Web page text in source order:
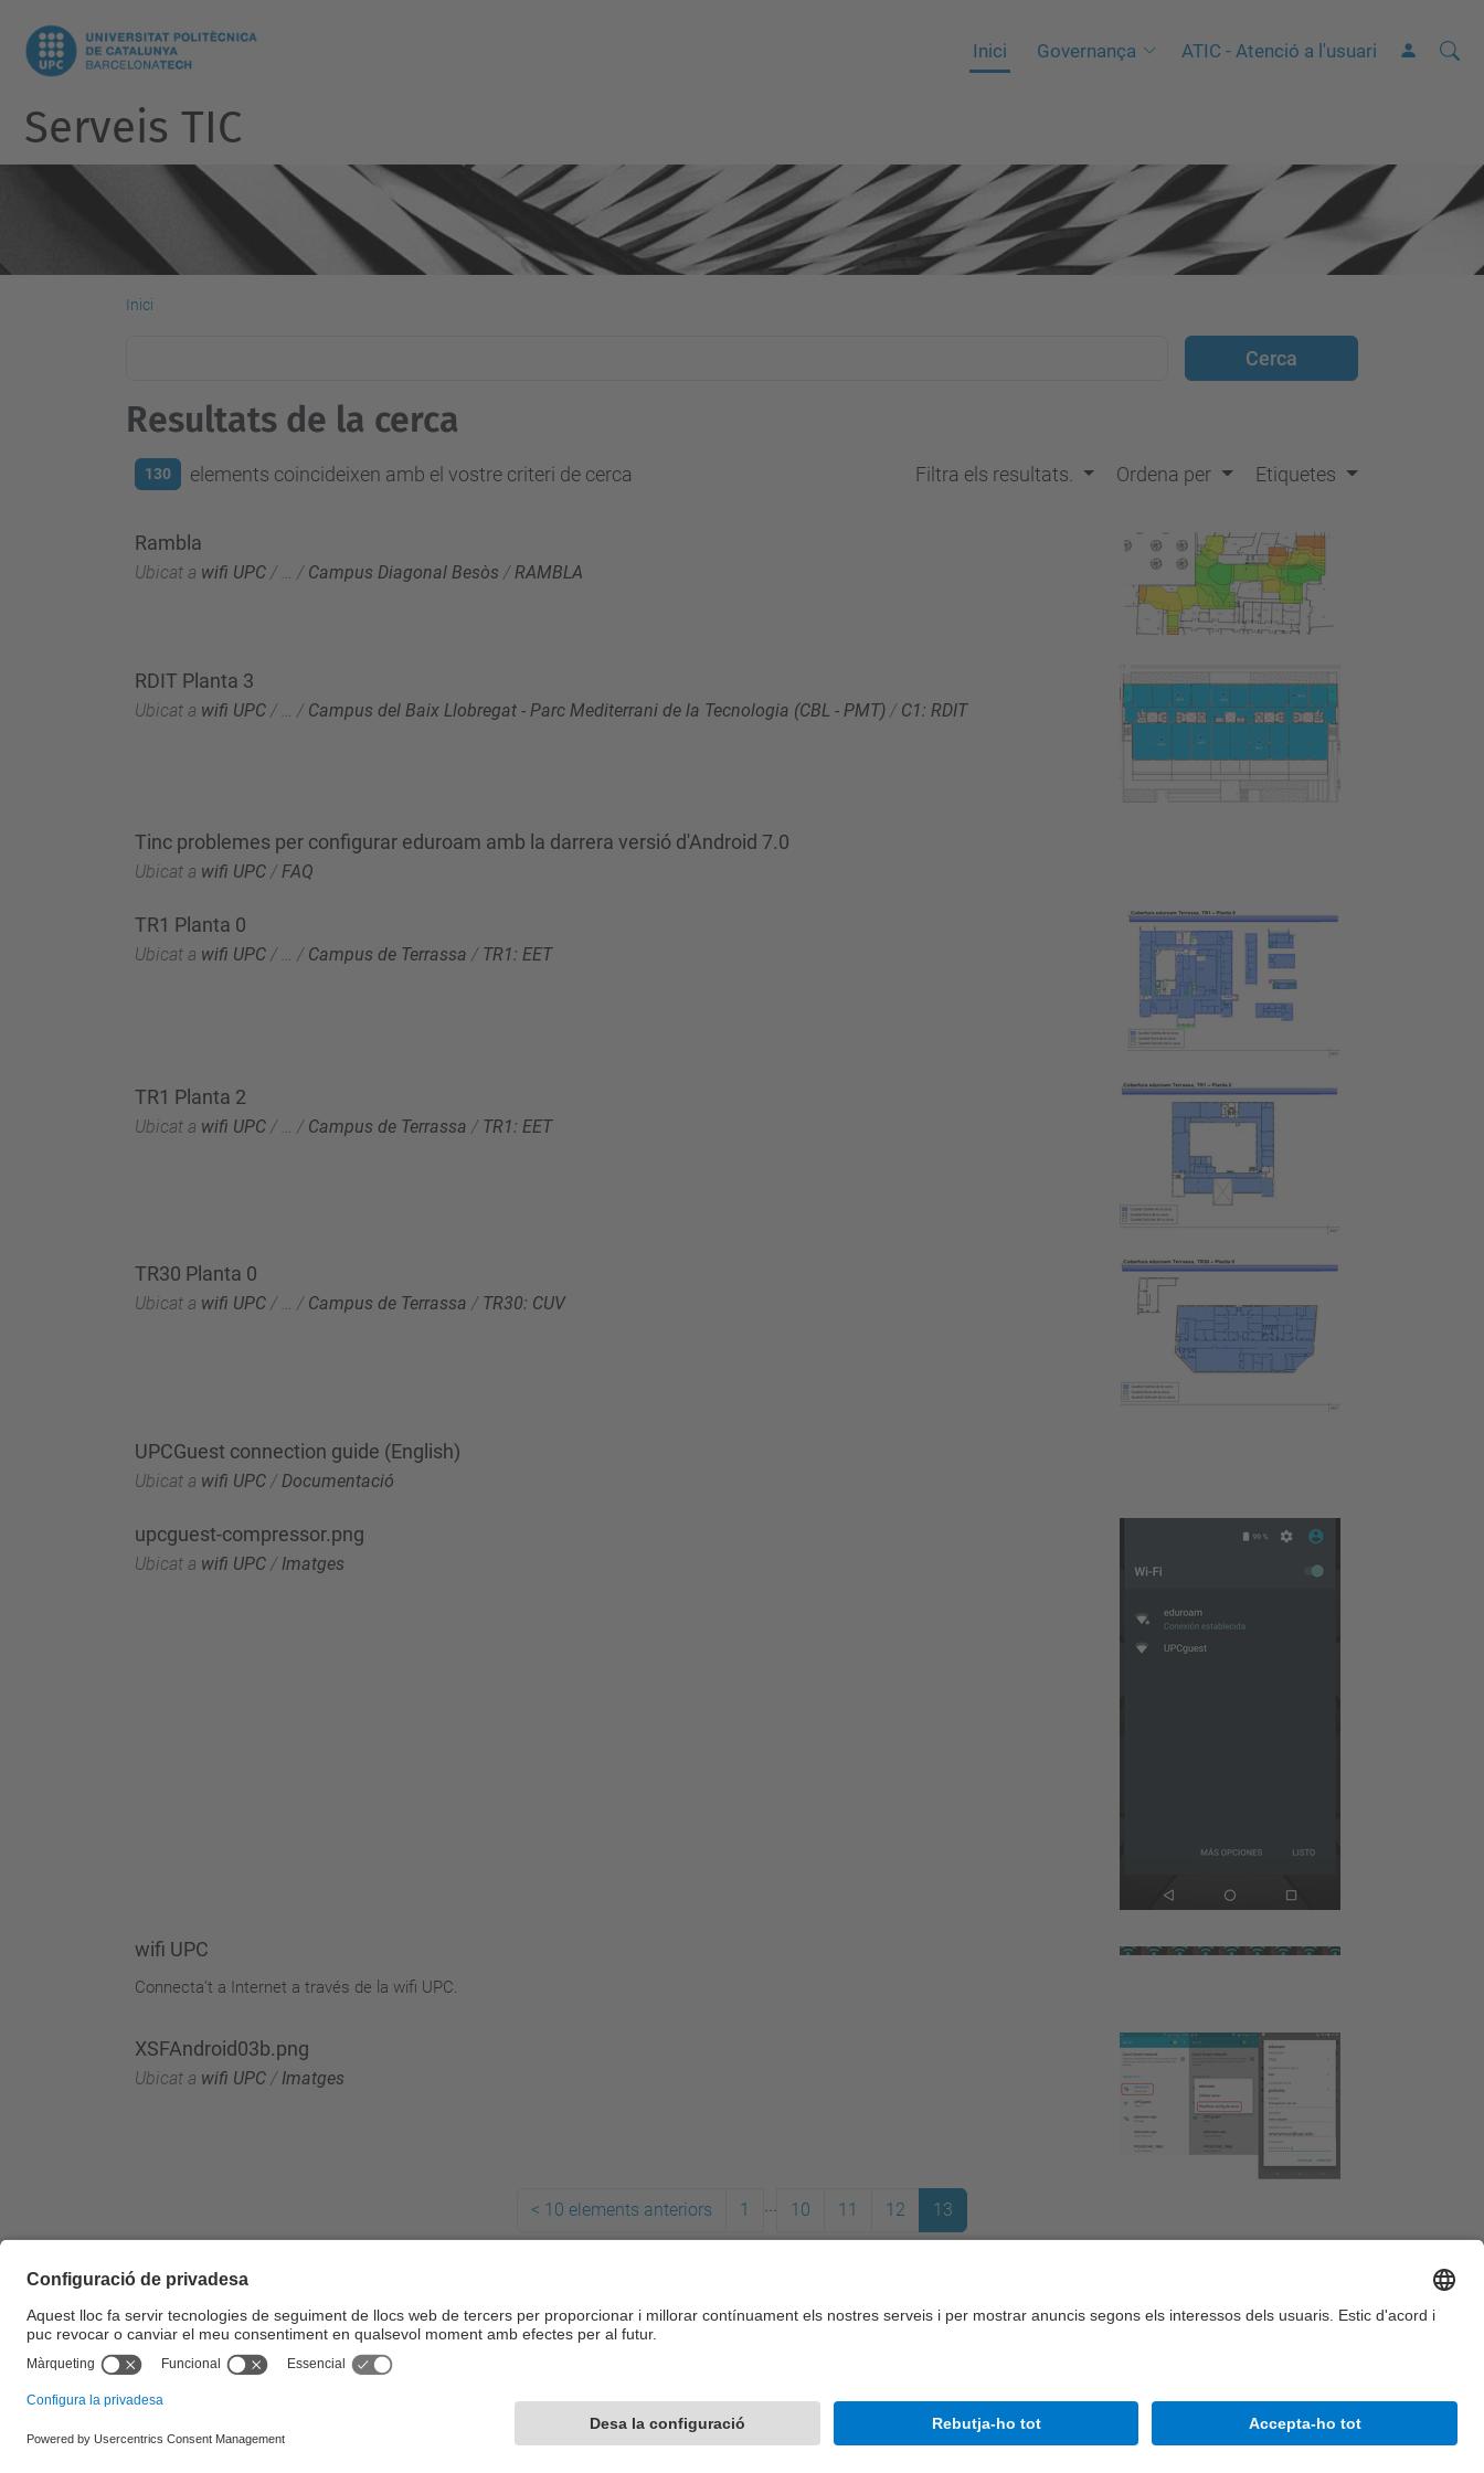
Inici Governança ATIC - Atenció a l'usuari Cerca
C
a
Serveis TIC
Inici
Resultats de la cerca
130 elements coincideixen amb el vostre criteri de cerca Filtra els resultats. Ordena per Etiquetes
Rambla
Ubicat a wifi UPC / / Campus Diagonal Besòs / RAMBLA
RDIT Planta 3
Ubicat a wifi UPC / … / Campus del Baix Llobregat - Parc Mediterrani de la Tecnologia (CBL - PMT) / C1: RDIT
Tinc problemes per configurar eduroam amb la darrera versió d'Android 7.0
Ubicat a wifi UPC / FAQ
TR1 Planta 0
Ubicat a wifi UPC / … / Campus de Terrassa / TR1: EET
TR1 Planta 2
Ubicat a wifi UPC / / Campus de Terrassa / TR1: EET
TR30 Planta 0
Ubicat a wifi UPC / … / Campus de Terrassa / TR30: CUV
UPCGuest connection guide (English)
Ubicat a wifi UPC / Documentació
upcguest-compressor.png
Ubicat a wifi UPC / Imatges
wifi UPC
Connecta't a Internet a través de la wifi UPC.
XSFAndroid03b.png
Ubicat a wifi UPC / Imatges
< 10 elements anteriors 1 10 11 12 13